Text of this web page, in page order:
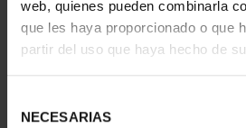
web, quienes pueden combinarla
que les haya proporcionado o que
partir del uso que haya hecho de
NECESARIAS